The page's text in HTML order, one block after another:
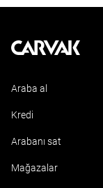
Kavak
Araba al
Kredi
Arabanı sat
Mağazalar